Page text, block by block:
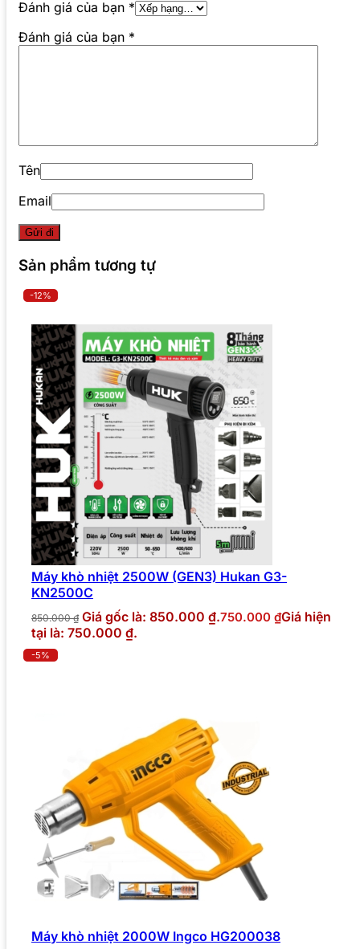
Đánh giá của bạn *
Đánh giá của bạn *
Tên
Email
Sản phẩm tương tự
-12%
Máy khò nhiệt 2500W (GEN3) Hukan G3-
KN2500C
850.000₫ Giá gốc là: 850.000 ₫.750.000 ₫Giá hiện
tại là: 750.000 ₫.
-5%
Máy khò nhiệt 2000W Ingco HG200038